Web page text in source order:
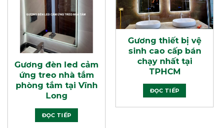
Gương đèn led cảm
ứng treo nhà tắm
phòng tắm tại Vĩnh
Long
ĐỌC TIẾP
Gương thiết bị vệ
sinh cao cấp bán
chạy nhất tại
TPHCM
ĐỌC TIẾP